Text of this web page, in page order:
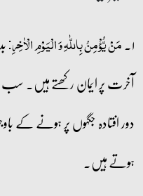
۱۔ مَنۡ یُّؤۡمِنُ بِاللّٰہِ وَ الۡیَوۡمِ الۡاٰخِرِ:
آخرت پر ایمان رکھتے ہیں۔
دور افتادہ جگہوں پر ہونے
ہوتے ہیں۔